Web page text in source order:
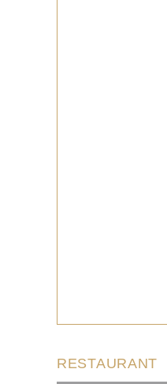
RESTAURANT